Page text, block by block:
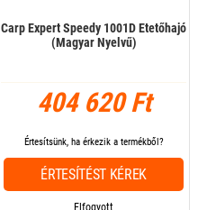
Carp Expert Speedy 1001D Etetőhajó
(Magyar Nyelvű)
404 620 Ft
Elfogyott
Értesítsünk, ha érkezik a termékből?
ÉRTESÍTÉST KÉREK